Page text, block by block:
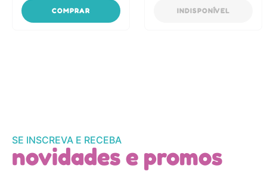
COMPRAR INDISPONÍVEL
SE INSCREVA E RECEBA
novidades e promos